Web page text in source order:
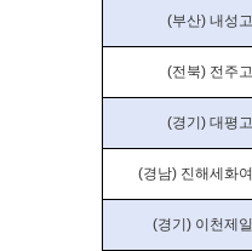
(부산) 내성
(전북) 전주
(경기 ) 대평
(경남) 진해세화
(경기 ) 이천제